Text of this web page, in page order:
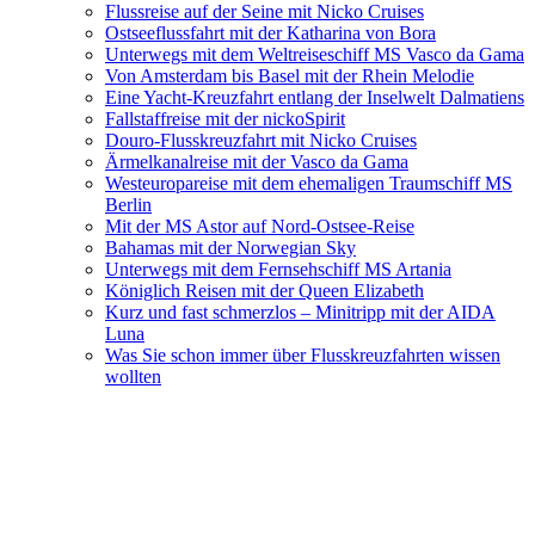
Flussreise auf der Seine mit Nicko Cruises
Ostseeflussfahrt mit der Katharina von Bora
Unterwegs mit dem Weltreiseschiff MS Vasco da Gama
Von Amsterdam bis Basel mit der Rhein Melodie
Eine Yacht-Kreuzfahrt entlang der Inselwelt Dalmatiens
Fallstaffreise mit der nickoSpirit
Douro-Flusskreuzfahrt mit Nicko Cruises
Ärmelkanalreise mit der Vasco da Gama
Westeuropareise mit dem ehemaligen Traumschiff MS
Berlin
Mit der MS Astor auf Nord-Ostsee-Reise
Bahamas mit der Norwegian Sky
Unterwegs mit dem Fernsehschiff MS Artania
Königlich Reisen mit der Queen Elizabeth
Kurz und fast schmerzlos – Minitripp mit der AIDA
Luna
Was Sie schon immer über Flusskreuzfahrten wissen
wollten